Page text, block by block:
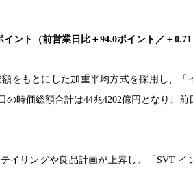
ント（前営業日比＋94.0ポイント／＋0.71
をもとにした加重平均方式を採用し、「
時価総額合計は44兆4202億円となり、前
イリングや良品計画が上昇し、「SVT イ